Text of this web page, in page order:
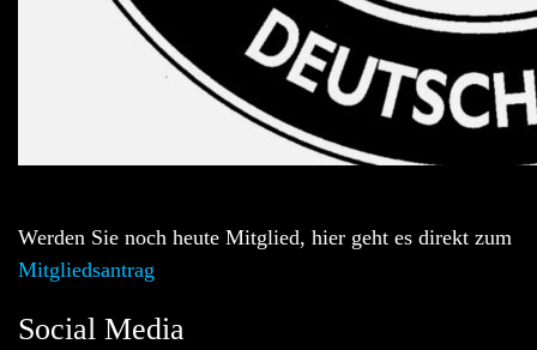
Werden Sie noch heute Mitglied, hier geht es direkt zum
Mitgliedsantrag
Social Media